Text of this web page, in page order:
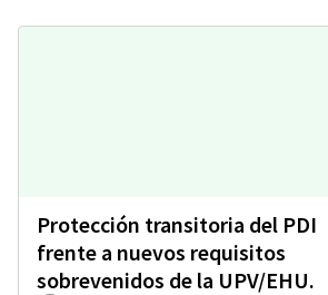
Protección transitoria del PDI
frente a nuevos requisitos
sobrevenidos de la UPV/EHU.